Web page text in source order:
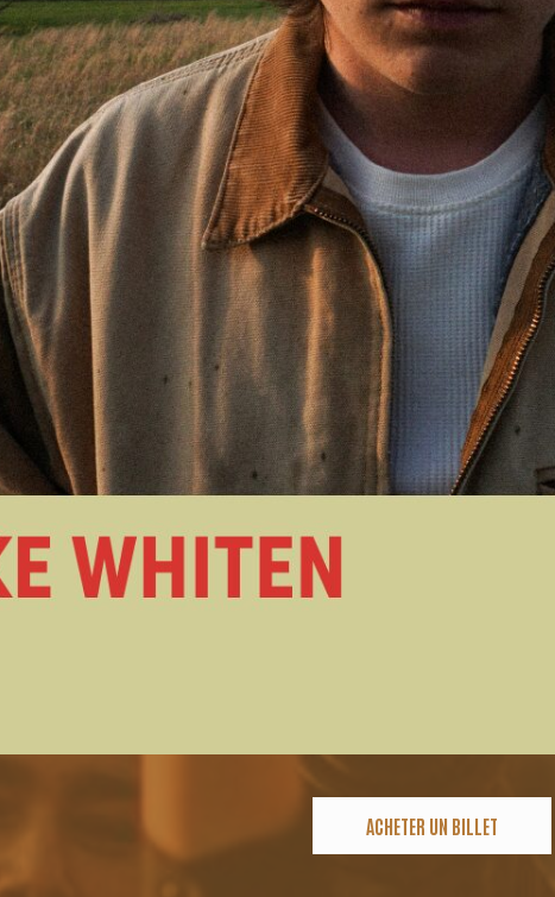
ACHETER UN BILLET